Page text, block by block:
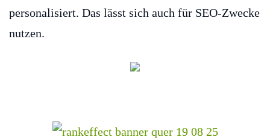
personalisiert. Das lässt sich auch für SEO-Zwecke
nutzen.